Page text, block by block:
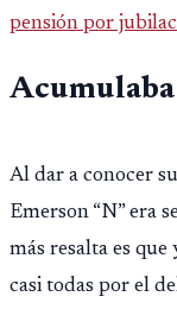
pensión por
importar edad.
Al dar a conocer
Emerson “N” era
más resalta es
casi todas por el